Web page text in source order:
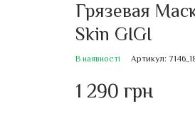
Грязевая
Skin GIGI
В наявності Артикул:
1 290 грн